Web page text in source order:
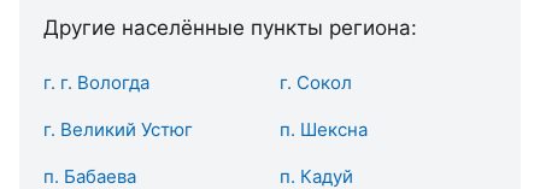
Другие населённые пункты региона:
г. г. Вологда г. Сокол
г. Великий Устюг п. Шексна
п. Бабаева п. Кадуй